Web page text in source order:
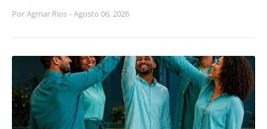
Por Agmar Rios - Agosto 06, 2026